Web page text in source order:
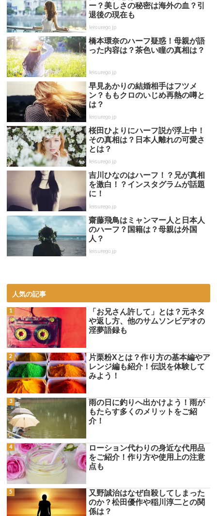
ー？美しさの秘密は海外の血？引
退後の現在も
leisurego.jp
橋本環奈のハーフ疑惑！母親が語
った内容は？茶色い瞳の真相は？
leisurego.jp
早見あかりの結婚相手はフツメ
ン？ももクロのいじめ再熱の噂と
は？
leisurego.jp
桜田ひよりにハーフ説が浮上中！
その真相は？日本人離れの可愛さ
とは？
leisurego.jp
吉川ひなのはハーフ！？兄が真相
を激白！？インスタグラムが話題
に！
leisurego.jp
齋藤飛鳥はミャンマー人と日本人
のハーフ？国籍は？母親は外国
人？
leisurego.jp
人気の記事
「お兄さん許して」とは？元ネタ
や返し方、他のサムソンビデオの
淫夢語録も
片栗粉Xとは？作り方の基本編やア
レンジ編も紹介！伝説を体験して
みよう！
雨の日に釣りへ出かけよう！雨が
もたらす多くのメリットをご紹
介！
ローション代わりの身近な代用品
をご紹介！作り方や使用上の注意
点も
又野誠治はなぜ自殺してしまった
のか？松田優作や稲川淳二との関
係は？